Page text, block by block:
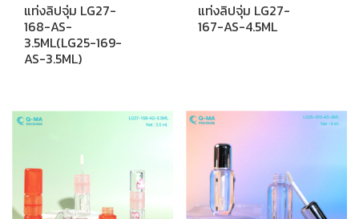
แท่งลิปจุ่ม LG27-
168-AS-
3.5ML(LG25-169-
AS-3.5ML)
แท่งลิปจุ่ม LG27-
167-AS-4.5ML